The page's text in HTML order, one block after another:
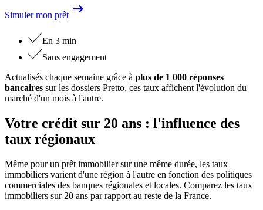
Simuler mon prêt
En 3 min
Sans engagement
Actualisés chaque semaine grâce à plus de 1 000 réponses
bancaires sur les dossiers Pretto, ces taux affichent l'évolution du
marché d'un mois à l'autre.
Votre crédit sur 20 ans : l'influence des
taux régionaux
Même pour un prêt immobilier sur une même durée, les taux
immobiliers varient d'une région à l'autre en fonction des politiques
commerciales des banques régionales et locales. Comparez les taux
immobiliers sur 20 ans par rapport au reste de la France.